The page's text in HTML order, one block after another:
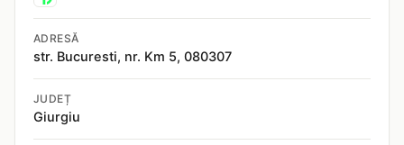
ADRESĂ
str. Bucuresti, nr. Km 5, 080307
JUDEȚ
Giurgiu